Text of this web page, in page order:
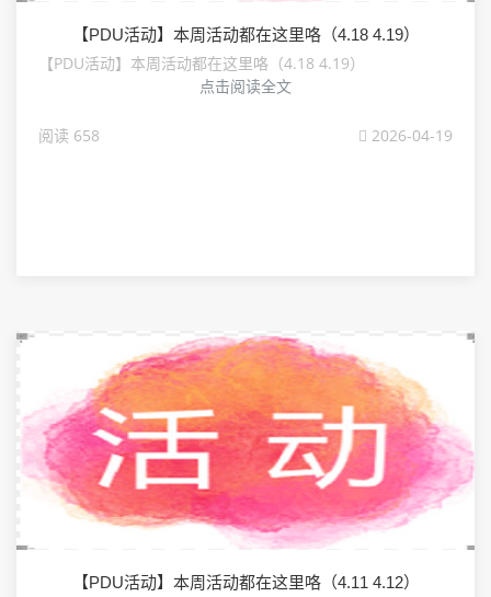
【PDU活动】本周活动都在这里咯（4.18 4.19）
【PDU活动】本周活动都在这里咯（4.18 4.19）
点击阅读全文
阅读 658 2026-04-19
【PDU活动】本周活动都在这里咯（4.11 4.12）